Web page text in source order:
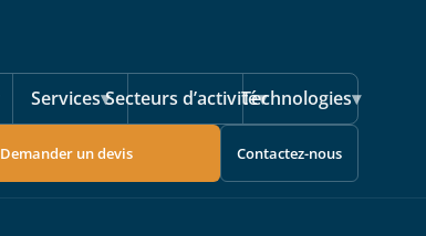
Services▾Secteurs d’activité▾
Technologies▾
Demander un devis Contactez-nous